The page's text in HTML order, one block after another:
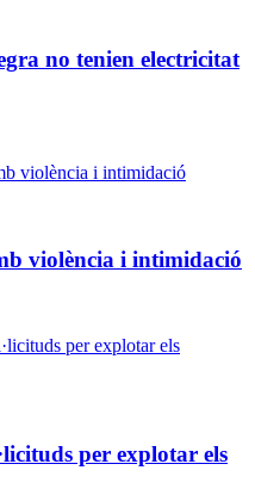
no tenien electricitat
violència i intimidació
per explotar els